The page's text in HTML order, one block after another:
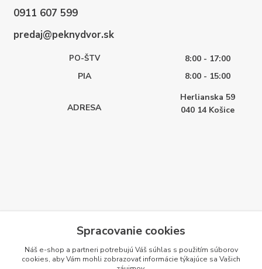
0911 607 599
predaj@peknydvor.sk
PO-ŠTV
8:00 - 17:00
PIA
8:00 - 15:00
ADRESA
Herlianska 59
040 14 Košice
Spracovanie cookies
Náš e-shop a partneri potrebujú Váš súhlas s použitím súborov
cookies, aby Vám mohli zobrazovať informácie týkajúce sa Vašich